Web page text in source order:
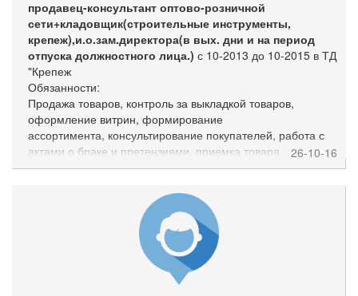
продавец-консультант оптово-розничной
сети+кладовщик(строительные инструменты,
крепеж),и.о.зам.директора(в вых. дни и на период
отпуска должностного лица.) с 10-2013 до 10-2015 в ТД
"Крепеж
Обязанности:
Продажа товаров, контроль за выкладкой товаров,
оформление витрин, формирование
ассортимента, консультирование покупателей, работа с
актами о браке и претензиями, приемка товара,
оприходование товара, подготовка
формирование заказов на поставку товара и т.д.
26-10-16